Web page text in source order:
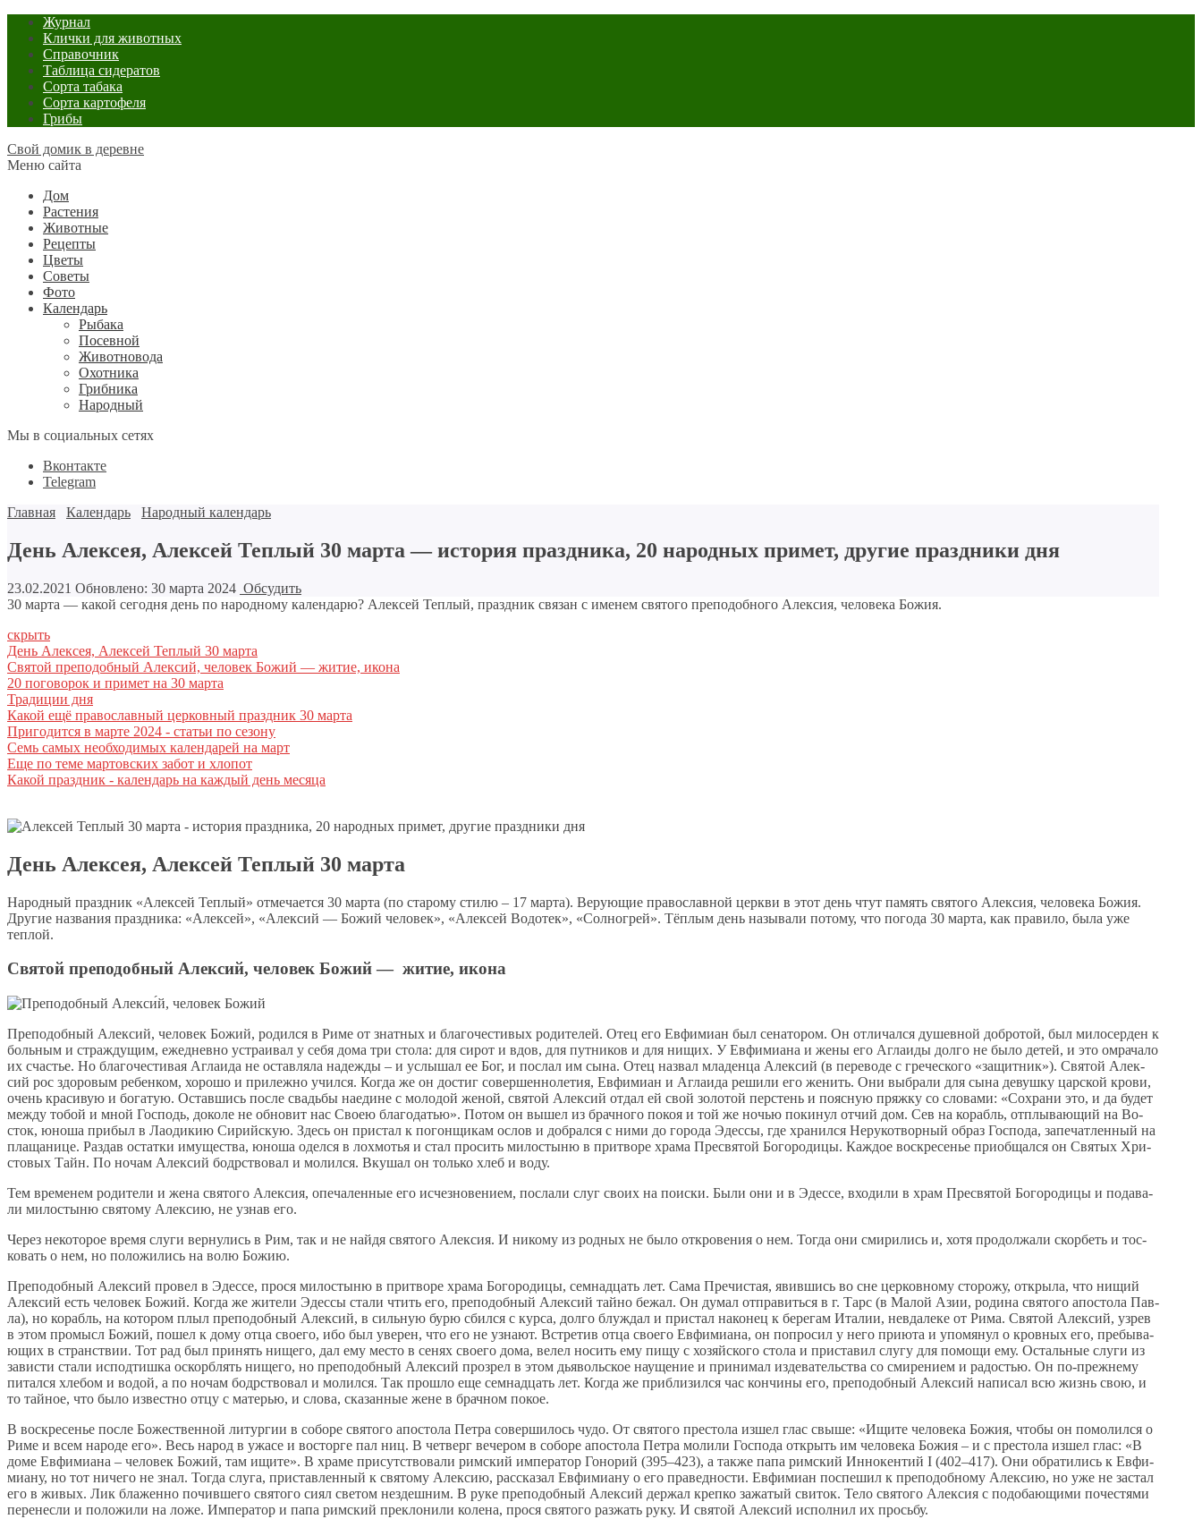
Журнал
Клички для животных
Справочник
Таблица сидератов
Сорта табака
Сорта картофеля
Грибы
Свой домик в деревне
Меню сайта
Дом
Растения
Животные
Рецепты
Цветы
Советы
Фото
Календарь
Рыбака
Посевной
Животновода
Охотника
Грибника
Народный
Мы в социальных сетях
Вконтакте
Telegram
Главная
Календарь Народный календарь
День Алексея, Алексей Теплый 30 марта — история праздника, 20 народных примет, другие праздники дня
23.02.2021 Обновлено: 30 марта 2024 Обсудить
30 марта — какой сегодня день по народному календарю? Алексей Теплый, праздник связан с именем святого преподобного Алексия, человека Божия.
скрыть
День Алексея, Алексей Теплый 30 марта
Святой преподобный Алексий, человек Божий — житие, икона
20 поговорок и примет на 30 марта
Традиции дня
Какой ещё православный церковный праздник 30 марта
Пригодится в марте 2024 - статьи по сезону
Семь самых необходимых календарей на март
Еще по теме мартовских забот и хлопот
Какой праздник - календарь на каждый день месяца
День Алексея, Алексей Теплый 30 марта
Народный праздник «Алексей Теплый» отмечается 30 марта (по старому стилю – 17 марта). Верующие православной церкви в этот день чтут память святого Алексия, человека Божия.
Другие названия праздника: «Алексей», «Алексий — Божий человек», «Алексей Водотек», «Солногрей». Тёплым день называли потому, что погода 30 марта, как правило, была уже
теплой.
Святой преподобный Алексий, человек Божий — житие, икона
Пре­по­доб­ный Алек­сий, че­ло­век Бо­жий, ро­дил­ся в Ри­ме от знат­ных и бла­го­че­сти­вых ро­ди­те­лей. Отец его Ев­фи­ми­ан был се­на­то­ром. Он от­ли­чал­ся ду­шев­ной доб­ро­той, был ми­ло­сер­ден к
боль­ным и страж­дущим, еже­днев­но устра­и­вал у се­бя до­ма три сто­ла: для си­рот и вдов, для пут­ни­ков и для ни­щих. У Ев­фи­ми­а­на и же­ны его Агла­и­ды дол­го не бы­ло де­тей, и это омра­ча­ло
их сча­стье. Но бла­го­че­сти­вая Агла­и­да не остав­ля­ла на­деж­ды – и услы­шал ее Бог, и по­слал им сы­на. Отец на­звал мла­ден­ца Алек­сий (в пе­ре­во­де с гре­че­ско­го «за­щит­ник»). Свя­той Алек­
сий рос здо­ро­вым ре­бен­ком, хо­ро­шо и при­леж­но учил­ся. Ко­гда же он до­стиг со­вер­шен­но­ле­тия, Ев­фи­ми­ан и Агла­и­да ре­ши­ли его же­нить. Они вы­бра­ли для сы­на де­вуш­ку цар­ской кро­ви,
очень кра­си­вую и бо­га­тую. Остав­шись по­сле свадь­бы на­едине с мо­ло­дой же­ной, свя­той Алек­сий от­дал ей свой зо­ло­той пер­стень и по­яс­ную пряж­ку со сло­ва­ми: «Со­хра­ни это, и да бу­дет
меж­ду то­бой и мной Гос­подь, до­ко­ле не об­но­вит нас Сво­ею бла­го­да­тью». По­том он вы­шел из брач­но­го по­коя и той же но­чью по­ки­нул от­чий дом. Сев на ко­рабль, от­плы­ва­ю­щий на Во­
сток, юно­ша при­был в Ла­оди­кию Си­рий­скую. Здесь он при­стал к по­гон­щи­кам ослов и до­брал­ся с ни­ми до го­ро­да Эдес­сы, где хра­нил­ся Неру­ко­твор­ный об­раз Гос­по­да, за­пе­чат­лен­ный на
пла­ща­ни­це. Раз­дав остат­ки иму­ще­ства, юно­ша одел­ся в лох­мо­тья и стал про­сить ми­ло­сты­ню в при­тво­ре хра­ма Пре­свя­той Бо­го­ро­ди­цы. Каж­дое вос­кре­се­нье при­об­щал­ся он Свя­тых Хри­
сто­вых Тайн. По но­чам Алек­сий бодр­ство­вал и мо­лил­ся. Вку­шал он толь­ко хлеб и во­ду.
Тем вре­ме­нем ро­ди­те­ли и же­на свя­то­го Алек­сия, опе­ча­лен­ные его ис­чез­но­ве­ни­ем, по­сла­ли слуг сво­их на по­ис­ки. Бы­ли они и в Эдес­се, вхо­ди­ли в храм Пре­свя­той Бо­го­ро­ди­цы и по­да­ва­
ли ми­ло­сты­ню свя­то­му Алек­сию, не узнав его.
Через неко­то­рое вре­мя слу­ги вер­ну­лись в Рим, так и не най­дя свя­то­го Алек­сия. И ни­ко­му из род­ных не бы­ло от­кро­ве­ния о нем. То­гда они сми­ри­лись и, хо­тя про­дол­жа­ли скор­беть и тос­
ко­вать о нем, но по­ло­жи­лись на во­лю Бо­жию.
Пре­по­доб­ный Алек­сий про­вел в Эдес­се, про­ся ми­ло­сты­ню в при­тво­ре хра­ма Бо­го­ро­ди­цы, сем­на­дцать лет. Са­ма Пре­чи­стая, явив­шись во сне цер­ков­но­му сто­ро­жу, от­кры­ла, что ни­щий
Алек­сий есть че­ло­век Бо­жий. Ко­гда же жи­те­ли Эдес­сы ста­ли чтить его, пре­по­доб­ный Алек­сий тай­но бе­жал. Он ду­мал от­пра­вить­ся в г. Тарс (в Ма­лой Азии, ро­ди­на свя­то­го апо­сто­ла Пав­
ла), но ко­рабль, на ко­то­ром плыл пре­по­доб­ный Алек­сий, в силь­ную бу­рю сбил­ся с кур­са, дол­го блуж­дал и при­стал на­ко­нец к бе­ре­гам Ита­лии, невда­ле­ке от Ри­ма. Свя­той Алек­сий, узрев
в этом про­мысл Бо­жий, по­шел к до­му от­ца сво­е­го, ибо был уве­рен, что его не узна­ют. Встре­тив от­ца сво­е­го Ев­фи­ми­а­на, он по­про­сил у него при­ю­та и упо­мя­нул о кров­ных его, пре­бы­ва­
ю­щих в стран­ствии. Тот рад был при­нять ни­ще­го, дал ему ме­сто в се­нях сво­е­го до­ма, ве­лел но­сить ему пи­щу с хо­зяй­ско­го сто­ла и при­ста­вил слу­гу для по­мо­щи ему. Осталь­ные слу­ги из
за­ви­сти ста­ли ис­под­тиш­ка оскорб­лять ни­ще­го, но пре­по­доб­ный Алек­сий про­зрел в этом дья­воль­ское на­у­ще­ние и при­ни­мал из­де­ва­тель­ства со сми­ре­ни­ем и ра­до­стью. Он по-преж­не­му
пи­тал­ся хле­бом и во­дой, а по но­чам бодр­ство­вал и мо­лил­ся. Так про­шло еще сем­на­дцать лет. Ко­гда же при­бли­зил­ся час кон­чи­ны его, пре­по­доб­ный Алек­сий на­пи­сал всю жизнь свою, и
то тай­ное, что бы­ло из­вест­но от­цу с ма­те­рью, и сло­ва, ска­зан­ные жене в брач­ном по­кое.
В вос­кре­се­нье по­сле Бо­же­ствен­ной ли­тур­гии в со­бо­ре свя­то­го апо­сто­ла Пет­ра со­вер­ши­лось чу­до. От свя­то­го пре­сто­ла из­шел глас свы­ше: «Ищи­те че­ло­ве­ка Бо­жия, чтобы он по­мо­лил­ся о
Ри­ме и всем на­ро­де его». Весь на­род в ужа­се и вос­тор­ге пал ниц. В чет­верг ве­че­ром в со­бо­ре апо­сто­ла Пет­ра мо­ли­ли Гос­по­да от­крыть им че­ло­ве­ка Бо­жия – и с пре­сто­ла из­шел глас: «В
до­ме Ев­фи­ми­а­на – че­ло­век Бо­жий, там ищи­те». В хра­ме при­сут­ство­ва­ли рим­ский им­пе­ра­тор Го­но­рий (395–423), а так­же па­па рим­ский Ин­но­кен­тий I (402–417). Они об­ра­ти­лись к Ев­фи­
ми­а­ну, но тот ни­че­го не знал. То­гда слу­га, при­став­лен­ный к свя­то­му Алек­сию, рас­ска­зал Ев­фи­ми­а­ну о его пра­вед­но­сти. Ев­фи­ми­ан по­спе­шил к пре­по­доб­но­му Алек­сию, но уже не за­стал
его в жи­вых. Лик бла­жен­но по­чив­ше­го свя­то­го си­ял све­том нездеш­ним. В ру­ке пре­по­доб­ный Алек­сий дер­жал креп­ко за­жа­тый сви­ток. Те­ло свя­то­го Алек­сия с по­до­ба­ю­щи­ми по­че­стя­ми
пе­ре­нес­ли и по­ло­жи­ли на ло­же. Им­пе­ра­тор и па­па рим­ский пре­кло­ни­ли ко­ле­на, про­ся свя­то­го раз­жать ру­ку. И свя­той Алек­сий ис­пол­нил их прось­бу.